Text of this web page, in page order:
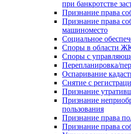
при банкротстве
Признание права
Признание права
машиноместо
Социальное
Споры в области
Споры с
Перепланировка/
Оспаривание
Снятие с
Признание
Признание
пользования
Признание права
Признание права